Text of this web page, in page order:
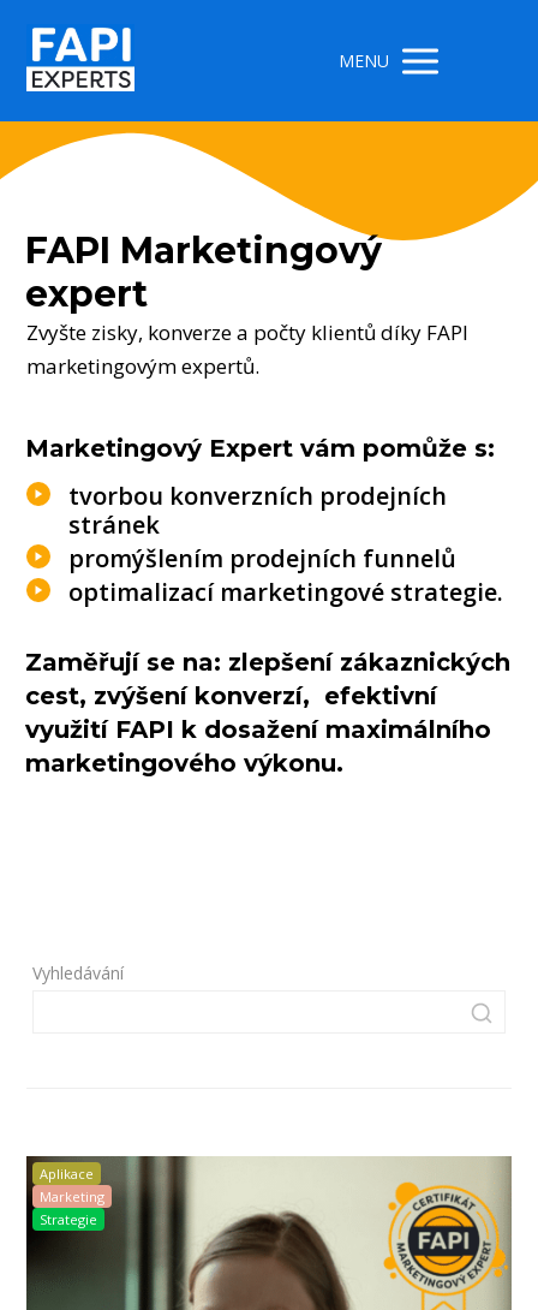
MENU
FAPI Marketingový
expert
Zvyšte zisky, konverze a počty klientů díky FAPI
marketingovým expertů.
Marketingový Expert vám pomůže s:
tvorbou konverzních prodejních
stránek
promýšlením prodejních funnelů
optimalizací marketingové strategie.
Zaměřují se na: zlepšení zákaznických
cest, zvýšení konverzí, efektivní
využití FAPI k dosažení maximálního
marketingového výkonu.
Vyhledávání
Aplikace
Marketing
Strategie